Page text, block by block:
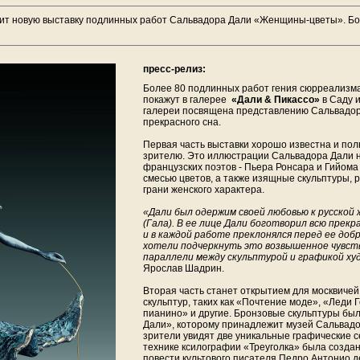
новую выставку подлинных работ Сальвадора Дали «Женщины-цветы».
пресс-релиз:
Более 80 подлинных работ гения
покажут в галерее «Дали & Пикассо» в Саду
галереи посвящена представлению
прекрасного сна.
Первая часть выставки хорошо известна и
зрителю. Это иллюстрации Сальвадора Дали
французских поэтов - Пьера Ронсара и
смесью цветов, а также изящные
грани женского характера.
«Дали был одержим своей любовью к
(Гала). В ее лице Дали боготворил всю
и в каждой работе преклонялся перед ее
хотели подчеркнуть это возвышенное
параллели между скульптурой и графикой
Ярослав Шадрин.
Вторая часть станет открытием для
скульптур, таких как «Почтение моде», «Леди
пианино» и другие. Бронзовые скульптуры
Дали», которому принадлежит музей
зрители увидят две уникальные графические
технике ксилографии «Треуголка» была